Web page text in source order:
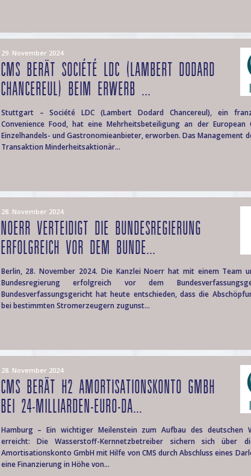
29. November 2024
CMS BERÄT SOCIÉTÉ LDC (LAMBERT DODARD
CHANCEREUL) BEIM ERWERB ...
Stuttgart – Société LDC (Lambert Dodard Chancereul), ein
Convenience Food, hat eine Mehrheitsbeteiligung an der European
Einzelhandels- und Gastronomieanbieter, erworben. Das Management
Transaktion Minderheitsaktionär...
28. November 2024
NOERR VERTEIDIGT DIE BUNDESREGIERUNG
ERFOLGREICH VOR DEM BUNDE...
Berlin, 28. November 2024. Die Kanzlei Noerr hat mit einem Team
Bundesregierung erfolgreich vor dem
Bundesverfassungsgericht hat heute entschieden, dass die
bei bestimmten Stromerzeugern zugunst...
28. November 2024
CMS BERÄT H2 AMORTISATIONSKONTO GMBH
BEI 24-MILLIARDEN-EURO-DA...
Hamburg – Ein wichtiger Meilenstein zum Aufbau des deutschen
erreicht: Die Wasserstoff-Kernnetzbetreiber sichern sich über
Amortisationskonto GmbH mit Hilfe von CMS durch Abschluss eines
eine Finanzierung in Höhe von...